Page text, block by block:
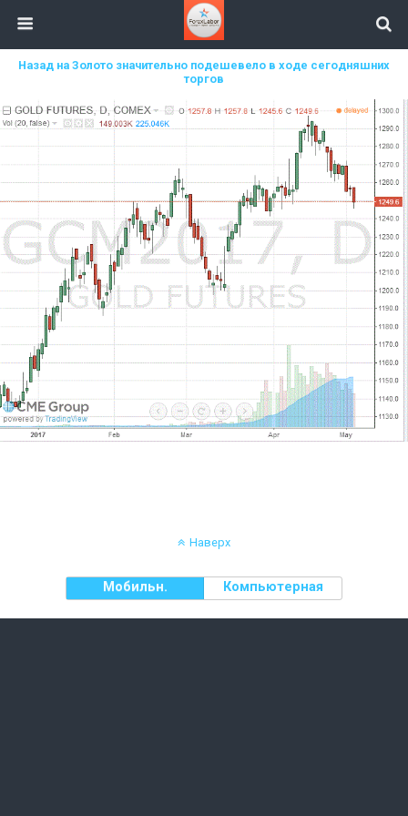
Назад на Золото значительно подешевело в ходе сегодняшних
торгов
Наверх
Мобильн. Компьютерная